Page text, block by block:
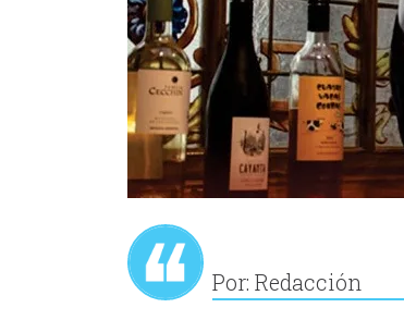
Por: Redacción